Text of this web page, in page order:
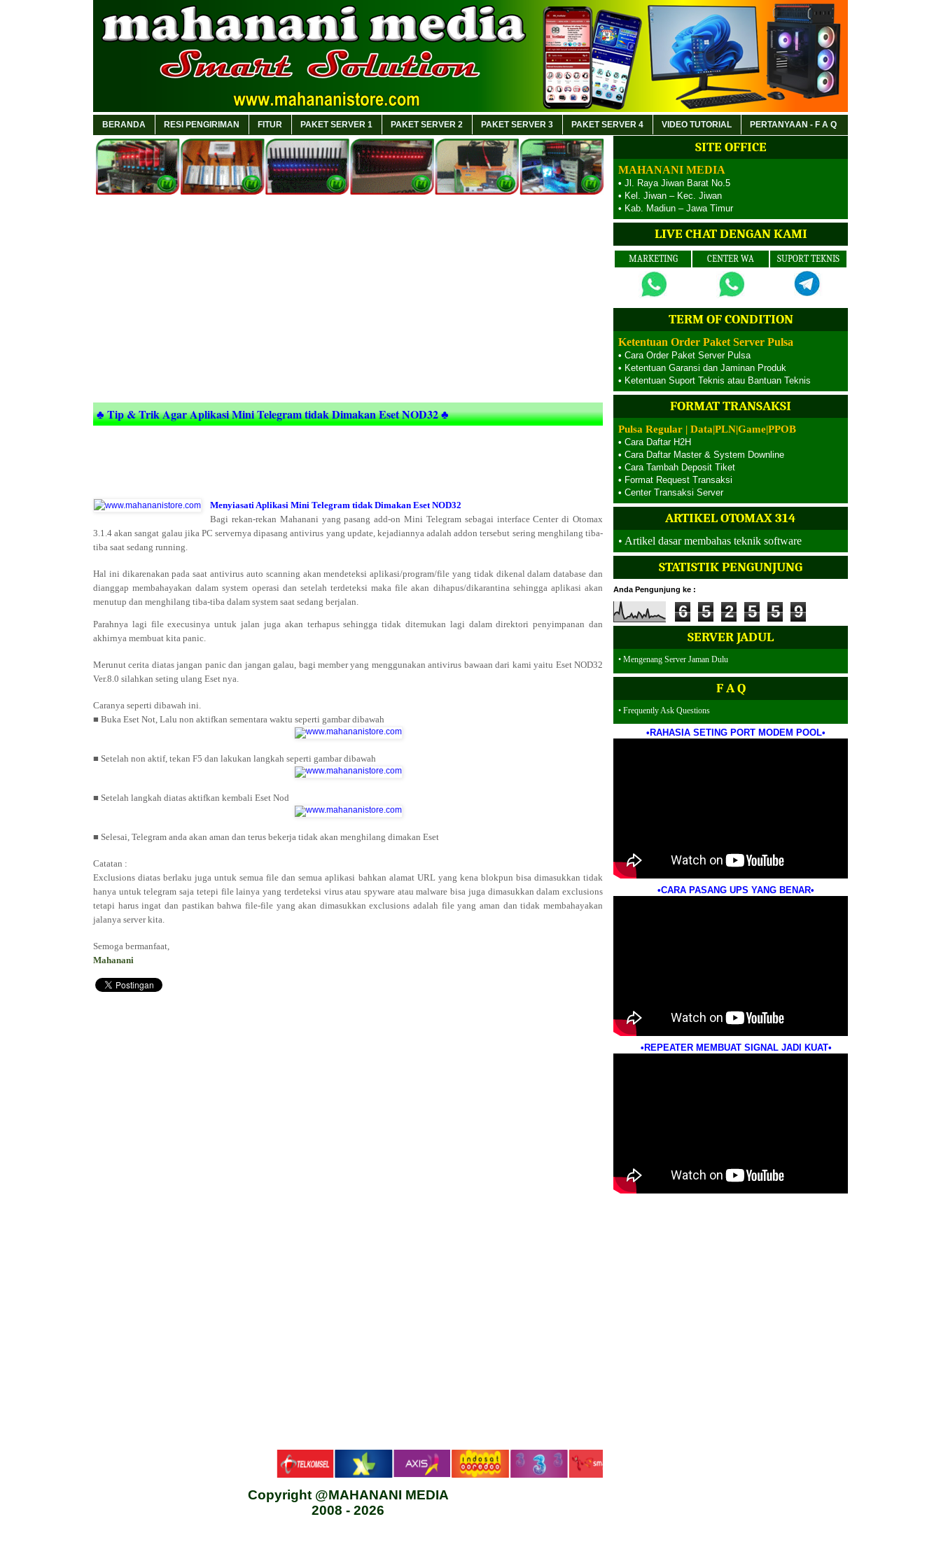
BERANDA RESI PENGIRIMAN FITUR PAKET SERVER 1 PAKET SERVER 2 PAKET SERVER 3 PAKET SERVER 4 VIDEO TUTORIAL PERTANYAAN - F A Q
♣ Tip & Trik Agar Aplikasi Mini Telegram tidak Dimakan Eset NOD32 ♣
Menyiasati Aplikasi Mini Telegram tidak Dimakan Eset NOD32
Bagi rekan-rekan Mahanani yang pasang add-on Mini Telegram sebagai interface Center di Otomax
3.1.4 akan sangat galau jika PC servernya dipasang antivirus yang update, kejadiannya adalah addon tersebut sering menghilang tiba-
tiba saat sedang running.
Hal ini dikarenakan pada saat antivirus auto scanning akan mendeteksi aplikasi/program/file yang tidak dikenal dalam database dan
dianggap membahayakan dalam system operasi dan setelah terdeteksi maka file akan dihapus/dikarantina sehingga aplikasi akan
menutup dan menghilang tiba-tiba dalam system saat sedang berjalan.
Parahnya lagi file execusinya untuk jalan juga akan terhapus sehingga tidak ditemukan lagi dalam direktori penyimpanan dan
akhirnya membuat kita panic.
Merunut cerita diatas jangan panic dan jangan galau, bagi member yang menggunakan antivirus bawaan dari kami yaitu Eset NOD32
Ver.8.0 silahkan seting ulang Eset nya.
Caranya seperti dibawah ini.
■ Buka Eset Not, Lalu non aktifkan sementara waktu seperti gambar dibawah
■ Setelah non aktif, tekan F5 dan lakukan langkah seperti gambar dibawah
■ Setelah langkah diatas aktifkan kembali Eset Nod
■ Selesai, Telegram anda akan aman dan terus bekerja tidak akan menghilang dimakan Eset
Catatan :
Exclusions diatas berlaku juga untuk semua file dan semua aplikasi bahkan alamat URL yang kena blokpun bisa dimasukkan tidak
hanya untuk telegram saja tetepi file lainya yang terdeteksi virus atau spyware atau malware bisa juga dimasukkan dalam exclusions
tetapi harus ingat dan pastikan bahwa file-file yang akan dimasukkan exclusions adalah file yang aman dan tidak membahayakan
jalanya server kita.
Semoga bermanfaat,
Mahanani
Copyright @MAHANANI MEDIA
2008 - 2026
SITE OFFICE
MAHANANI MEDIA
•Jl. Raya Jiwan Barat No.5
• Kel. Jiwan – Kec. Jiwan
• Kab. Madiun – Jawa Timur
LIVE CHAT DENGAN KAMI
MARKETING CENTER WA SUPORT TEKNIS
TERM OF CONDITION
Ketentuan Order Paket Server Pulsa
•Cara Order Paket Server Pulsa
• Ketentuan Garansi dan Jaminan Produk
• Ketentuan Suport Teknis atau Bantuan Teknis
FORMAT TRANSAKSI
Pulsa Regular | Data|PLN|Game|PPOB
•Cara Daftar H2H
•Cara Daftar Master & System Downline
•Cara Tambah Deposit Tiket
• Format Request Transaksi
•Center Transaksi Server
ARTIKEL OTOMAX 314
• Artikel dasar membahas teknik software
STATISTIK PENGUNJUNG
Anda Pengunjung ke :
6 5 2 5 5 9
SERVER JADUL
• Mengenang Server Jaman Dulu
F A Q
• Frequently Ask Questions
•RAHASIA SETING PORT MODEM POOL•
•CARA PASANG UPS YANG BENAR•
•REPEATER MEMBUAT SIGNAL JADI KUAT•